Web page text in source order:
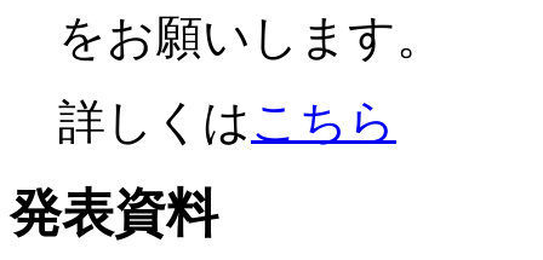
をお願いします。
詳しくはこちら
発表資料